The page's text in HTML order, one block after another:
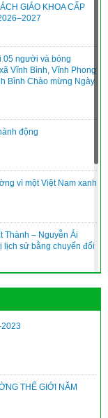
GIÁO KHOA CẤP
05 người và bóng
Vĩnh Bình, Vĩnh Phong
Bình Chào mừng Ngày
động
vì một Việt Nam xanh
Thành – Nguyễn Ái
lịch sử bằng chuyển đổi
điều hành của đội ngũ
ẢNH KỶ NIỆM 115
CỨU NƯỚC
noi theo gương Bác
2023
THẾ GIỚI NĂM